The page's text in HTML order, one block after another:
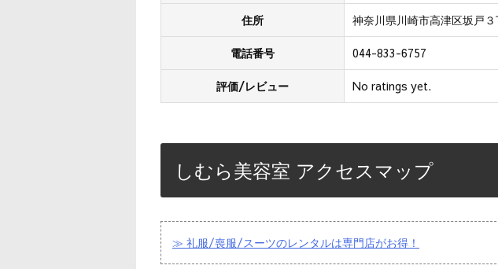
住所 神奈川県川崎市高津区坂戸
電話番号 044-833-6757
評価/レビュー No ratings yet.
しむら美容室 アクセスマップ
≫ 礼服/喪服/スーツのレンタルは専門店がお得！